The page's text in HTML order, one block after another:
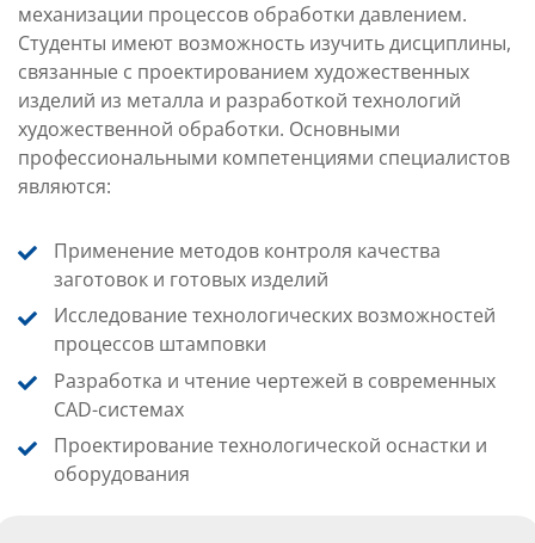
механизации процессов обработки давлением.
Студенты имеют возможность изучить дисциплины,
связанные с проектированием художественных
изделий из металла и разработкой технологий
художественной обработки. Основными
профессиональными компетенциями специалистов
являются:
Применение методов контроля качества
заготовок и готовых изделий
Исследование технологических возможностей
процессов штамповки
Разработка и чтение чертежей в современных
CAD-системах
Проектирование технологической оснастки и
оборудования